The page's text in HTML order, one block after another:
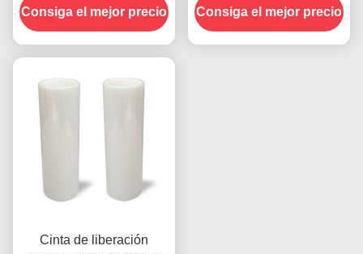
protección estática anti
de la cinta del ANIMAL
Consiga el mejor precio
Consiga el mejor precio
Cinta de liberación